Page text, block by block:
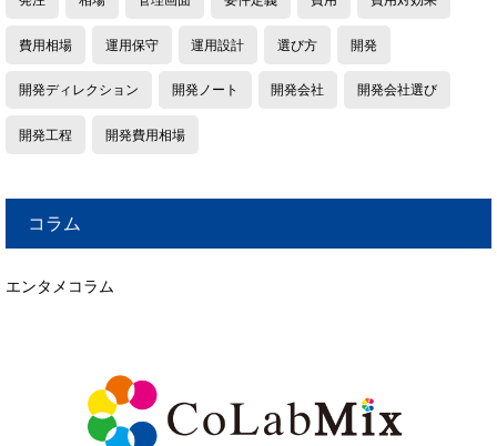
費用相場 運用保守 運用設計 選び方 開発
開発ディレクション 開発ノート 開発会社 開発会社選び
開発工程 開発費用相場
コラム
エンタメコラム